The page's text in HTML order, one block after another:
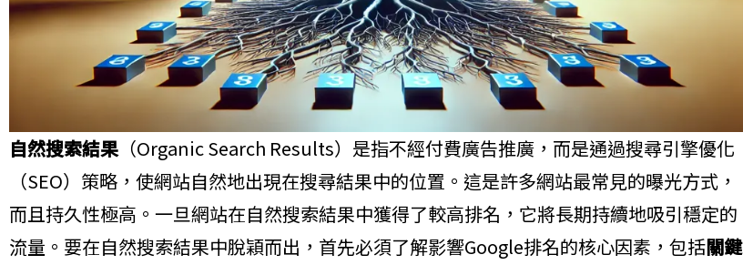
自然搜索結果（Organic Search Results）是指不經付費廣告推廣，而是通過搜尋引擎優化
（SEO）策略，使網站自然地出現在搜尋結果中的位置。這是許多網站最常見的曝光方式，
而且持久性極高。一旦網站在自然搜索結果中獲得了較高排名，它將長期持續地吸引穩定的
流量。要在自然搜索結果中脫穎而出，首先必須了解影響Google排名的核心因素，包括關鍵